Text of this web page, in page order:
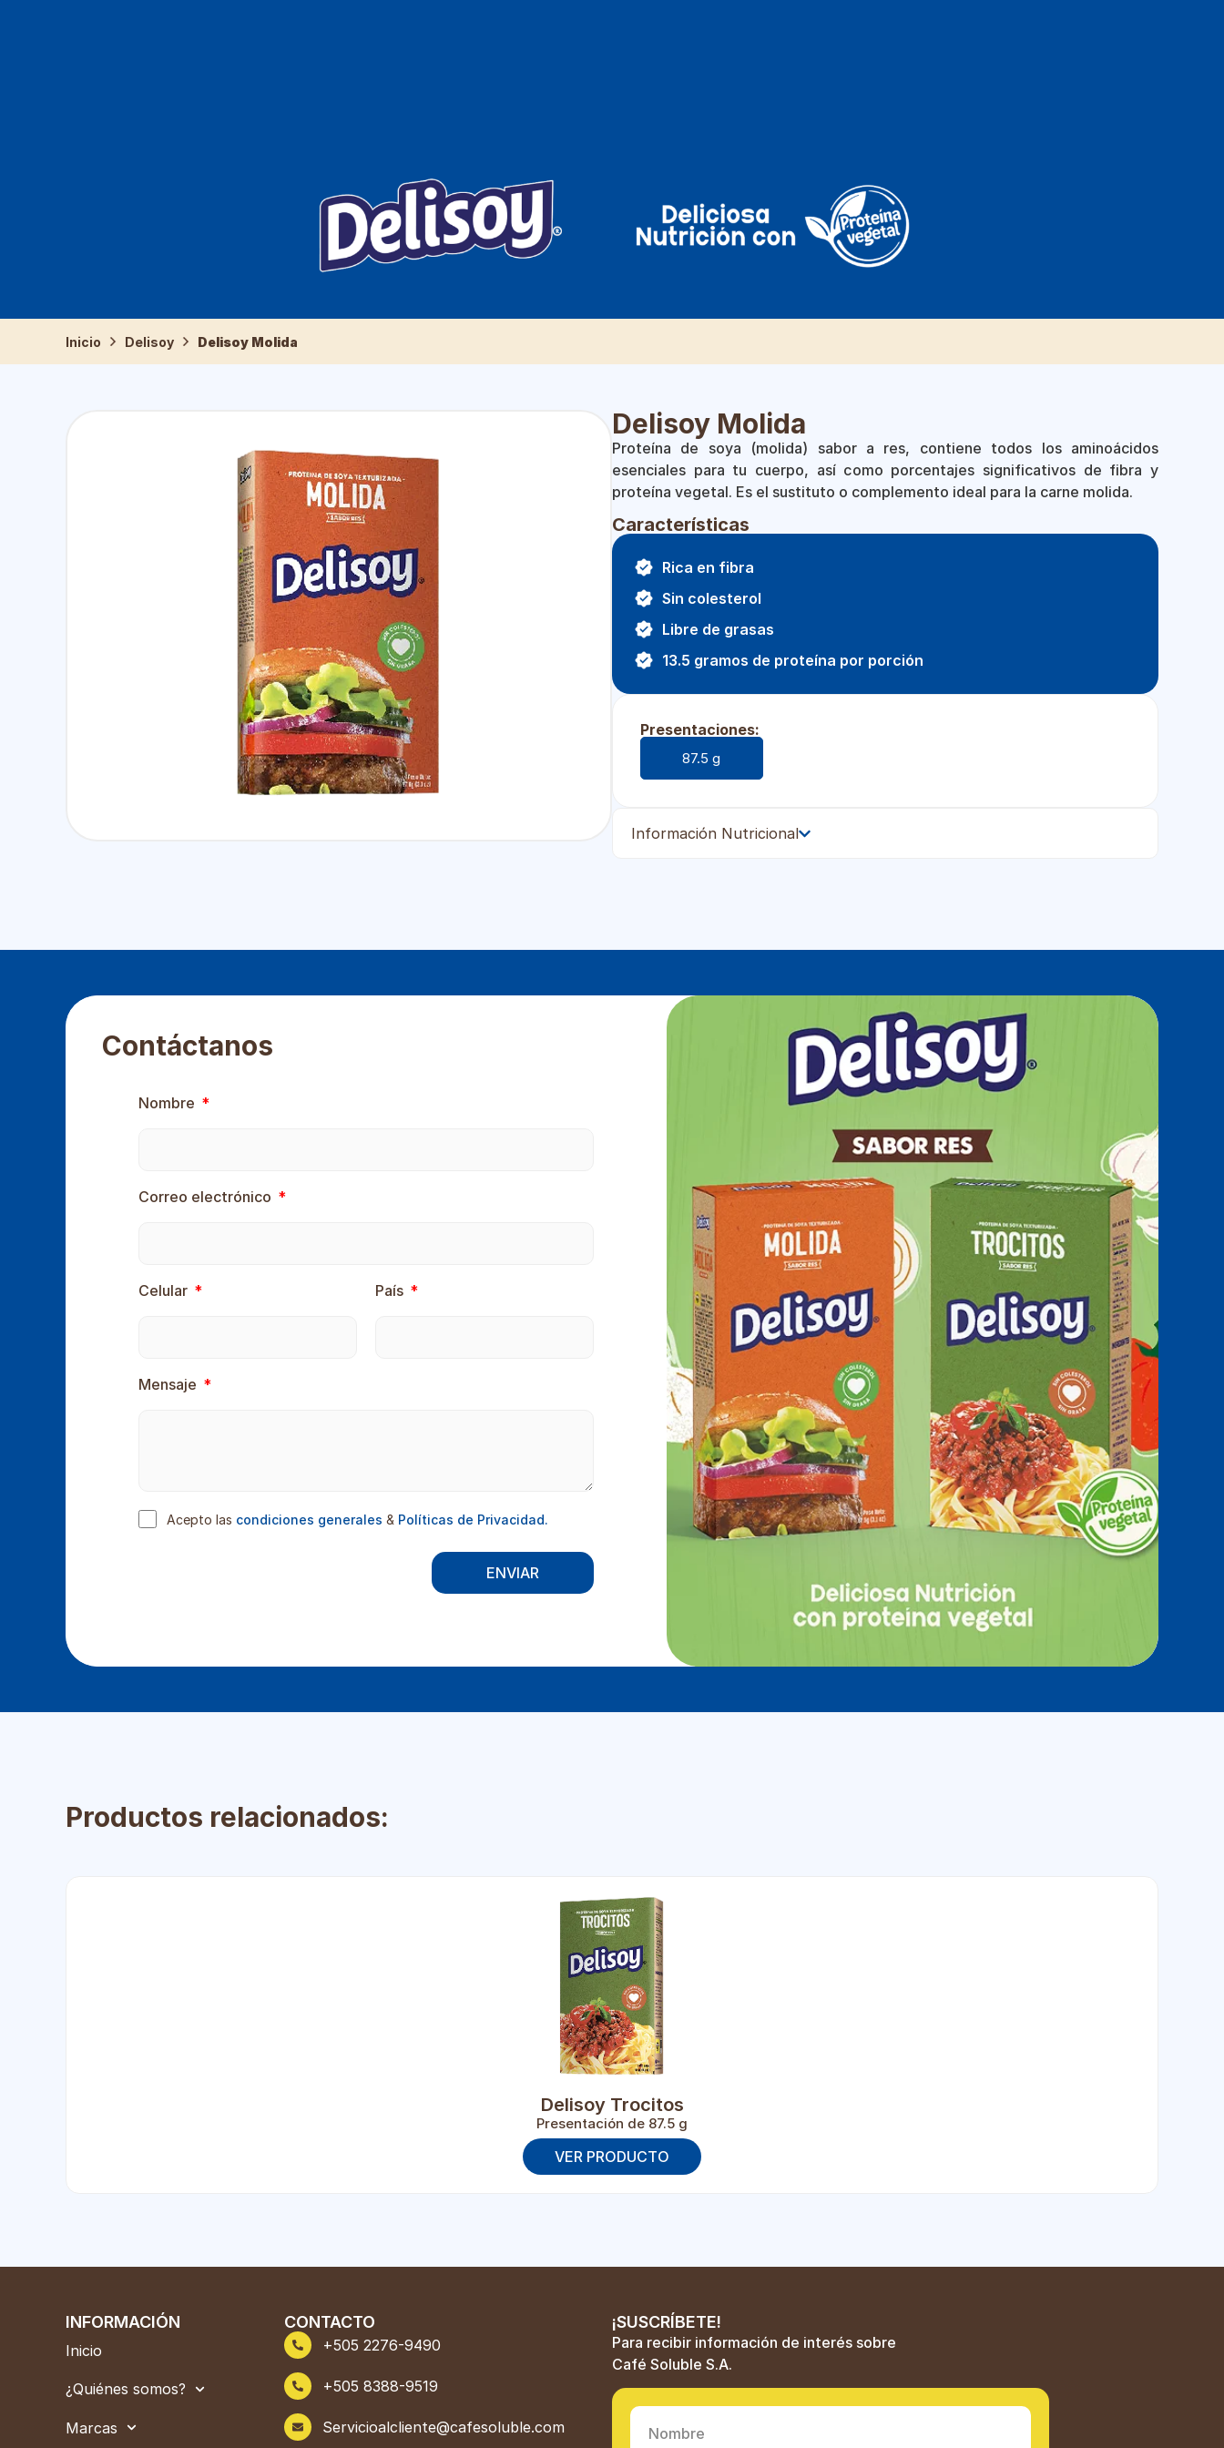
Inicio Delisoy Delisoy Molida
Delisoy Molida
Proteína de soya (molida) sabor a res, contiene todos los aminoácidos
esenciales para tu cuerpo, así como porcentajes significativos de fibra y
proteína vegetal. Es el sustituto o complemento ideal para la carne molida.
Características
Rica en fibra
Sin colesterol
Libre de grasas
13.5 gramos de proteína por porción
Presentaciones:
87.5 g
Información Nutricional
Contáctanos
Nombre
Correo electrónico
Celular País
Mensaje
Acepto las condiciones generales & Políticas de Privacidad.
ENVIAR
Productos relacionados:
Delisoy Trocitos
Presentación de 87.5 g
VER PRODUCTO
INFORMACIÓN
Inicio
¿Quiénes somos?
Marcas
CONTACTO
+505 2276-9490
+505 8388-9519
Servicioalcliente@cafesoluble.com
¡SUSCRÍBETE!
Para recibir información de interés sobre
Café Soluble S.A.